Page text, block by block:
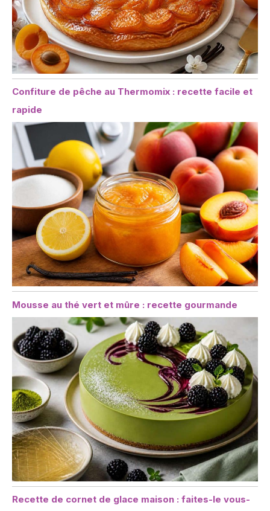
Confiture de pêche au Thermomix : recette facile et
rapide
Mousse au thé vert et mûre : recette gourmande
Recette de cornet de glace maison : faites-le vous-